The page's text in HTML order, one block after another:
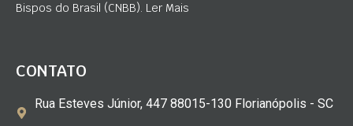
Bispos do Brasil (CNBB). Ler Mais
CONTATO
Rua Esteves Júnior, 447 88015-130 Florianópolis - SC